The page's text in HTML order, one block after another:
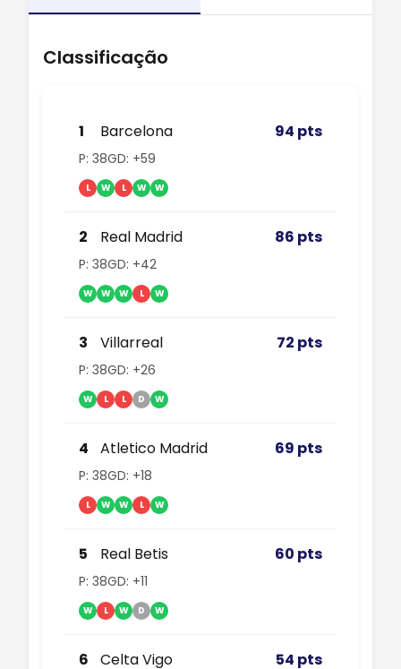
Classificação
1 Barcelona 94 pts
P: 38GD: +59
L W L W W
2 Real Madrid 86 pts
P: 38GD: +42
W W W L W
3 Villarreal 72 pts
P: 38GD: +26
W L L D W
4 Atletico Madrid 69 pts
P: 38GD: +18
L W W L W
5 Real Betis 60 pts
P: 38GD: +11
W L W D W
6 Celta Vigo 54 pts